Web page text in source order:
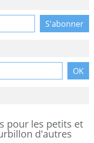
pour les petits et
d'autres